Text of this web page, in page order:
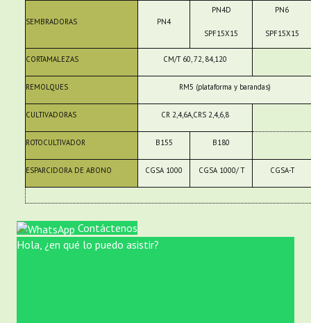
SEMBRADORAS PN4
PN4D
SPF15X15
PN6
SPF15X15
CORTAMALEZAS CM/T 60, 72, 84,120
REMOLQUES RM5 (plataforma y barandas)
CULTIVADORAS CR 2,4,6A,CRS 2,4,6,8
ROTOCULTIVADOR B155 B180
ESPARCIDORA DE ABONO CGSA 1000 CGSA 1000/ T CGSA-T
Contáctenos
Hola, ¿en qué lo puedo asistir?